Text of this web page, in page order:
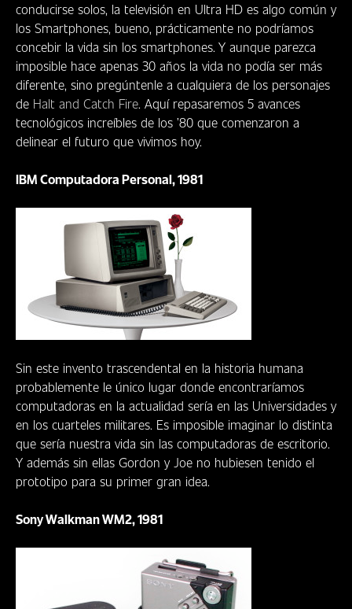
conducirse solos, la televisión en Ultra HD es algo común y
los Smartphones, bueno, prácticamente no podríamos
concebir la vida sin los smartphones. Y aunque parezca
imposible hace apenas 30 años la vida no podía ser más
diferente, sino pregúntenle a cualquiera de los personajes
de Halt and Catch Fire. Aquí repasaremos 5 avances
tecnológicos increíbles de los ’80 que comenzaron a
delinear el futuro que vivimos hoy.
IBM Computadora Personal, 1981
Sin este invento trascendental en la historia humana
probablemente le único lugar donde encontraríamos
computadoras en la actualidad sería en las Universidades y
en los cuarteles militares. Es imposible imaginar lo distinta
que sería nuestra vida sin las computadoras de escritorio.
Y además sin ellas Gordon y Joe no hubiesen tenido el
prototipo para su primer gran idea.
Sony Walkman WM2, 1981